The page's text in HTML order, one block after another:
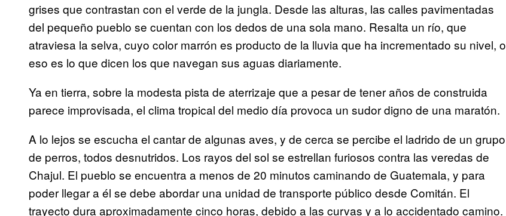
grises que contrastan con el verde de la jungla. Desde las alturas, las calles pavimentadas
del pequeño pueblo se cuentan con los dedos de una sola mano. Resalta un río, que
atraviesa la selva, cuyo color marrón es producto de la lluvia que ha incrementado su nivel, o
eso es lo que dicen los que navegan sus aguas diariamente.
Ya en tierra, sobre la modesta pista de aterrizaje que a pesar de tener años de construida
parece improvisada, el clima tropical del medio día provoca un sudor digno de una maratón.
A lo lejos se escucha el cantar de algunas aves, y de cerca se percibe el ladrido de un grupo
de perros, todos desnutridos. Los rayos del sol se estrellan furiosos contra las veredas de
Chajul. El pueblo se encuentra a menos de 20 minutos caminando de Guatemala, y para
poder llegar a él se debe abordar una unidad de transporte público desde Comitán. El
trayecto dura aproximadamente cinco horas, debido a las curvas y a lo accidentado camino.